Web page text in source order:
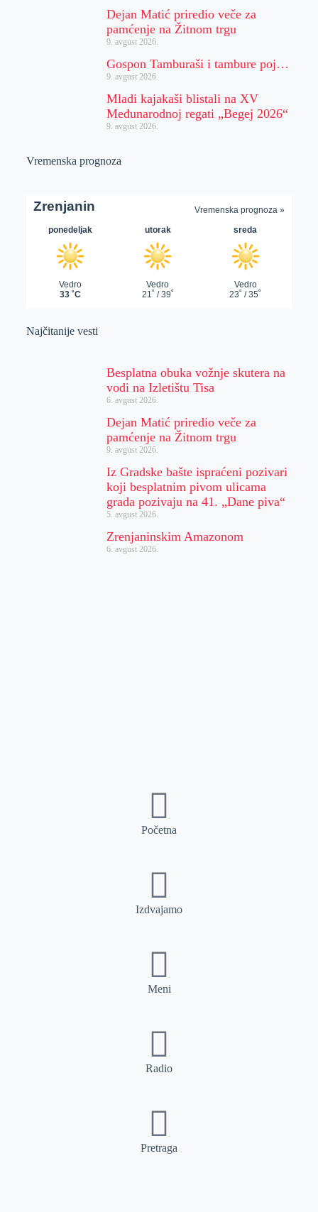
Dejan Matić priredio veče za
pamćenje na Žitnom trgu
9. avgust 2026.
Gospon Tamburaši i tambure poj…
9. avgust 2026.
Mladi kajakaši blistali na XV
Međunarodnoj regati „Begej 2026“
9. avgust 2026.
Vremenska prognoza
Najčitanije vesti
Besplatna obuka vožnje skutera na
vodi na Izletištu Tisa
6. avgust 2026.
Dejan Matić priredio veče za
pamćenje na Žitnom trgu
9. avgust 2026.
Iz Gradske bašte ispraćeni pozivari
koji besplatnim pivom ulicama
grada pozivaju na 41. „Dane piva“
5. avgust 2026.
Zrenjaninskim Amazonom
6. avgust 2026.
Početna
Izdvajamo
Meni
Radio
Pretraga